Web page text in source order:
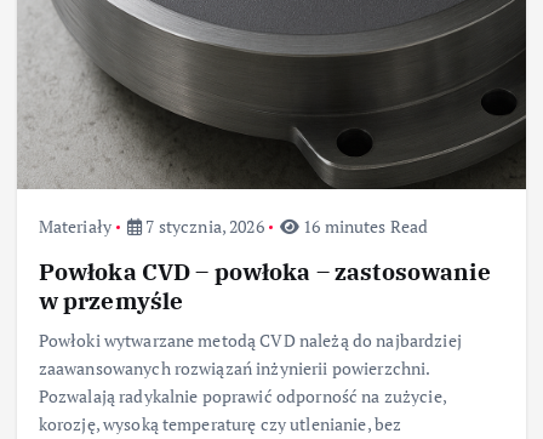
Materiały 7 stycznia, 2026 16 minutes Read
Powłoka CVD – powłoka – zastosowanie
w przemyśle
Powłoki wytwarzane metodą CVD należą do najbardziej
zaawansowanych rozwiązań inżynierii powierzchni.
Pozwalają radykalnie poprawić odporność na zużycie,
korozję, wysoką temperaturę czy utlenianie, bez